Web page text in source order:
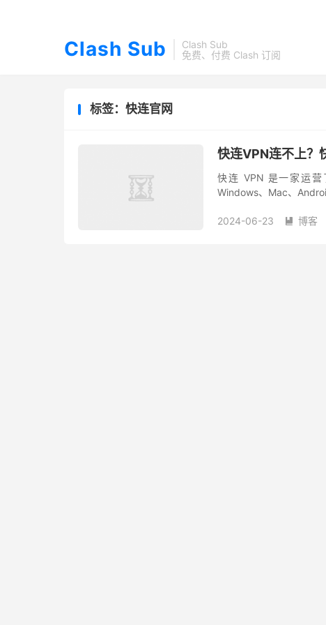
Clash Sub
Clash Sub
免费、付费 Clash 订阅
标签：快连官网
快连VPN连不上？
快连 VPN 是一家运
Windows、Mac、
2024-06-23  博客